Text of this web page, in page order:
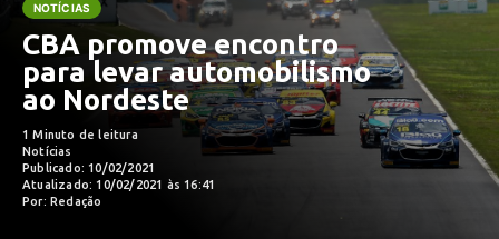
NOTÍCIAS
CBA promove encontro
para levar automobilismo
ao Nordeste
1 Minuto de leitura
Notícias
Publicado: 10/02/2021
Atualizado: 10/02/2021 às 16:41
Por: Redação